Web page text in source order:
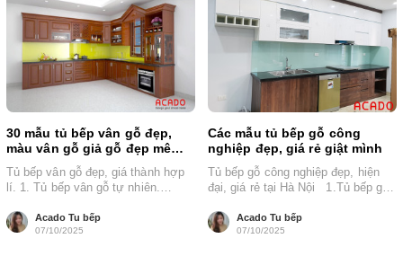
30 mẫu tủ bếp vân gỗ đẹp,
màu vân gỗ giả gỗ đẹp mê
mẩn
Tủ bếp vân gỗ đẹp, giá thành hợp
lí. 1. Tủ bếp vân gỗ tự nhiên.
Acado Tu bếp
07/10/2025
Các mẫu tủ bếp gỗ công
nghiệp đẹp, giá rẻ giật mình
Tủ bếp gỗ công nghiệp đẹp, hiện
đại, giá rẻ tại Hà Nội 1.Tủ bếp gỗ
Acado Tu bếp
07/10/2025